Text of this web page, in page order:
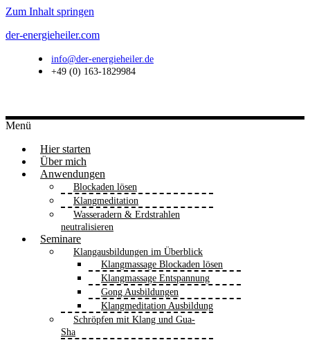
Zum Inhalt springen
der-energieheiler.com
info@der-energieheiler.de
+49 (0) 163-1829984
Menü
Hier starten
Über mich
Anwendungen
Blockaden lösen
Klangmeditation
Wasseradern & Erdstrahlen
neutralisieren
Seminare
Klangausbildungen im Überblick
Klangmassage Blockaden lösen
Klangmassage Entspannung
Gong Ausbildungen
Klangmeditation Ausbildung
Schröpfen mit Klang und Gua-
Sha